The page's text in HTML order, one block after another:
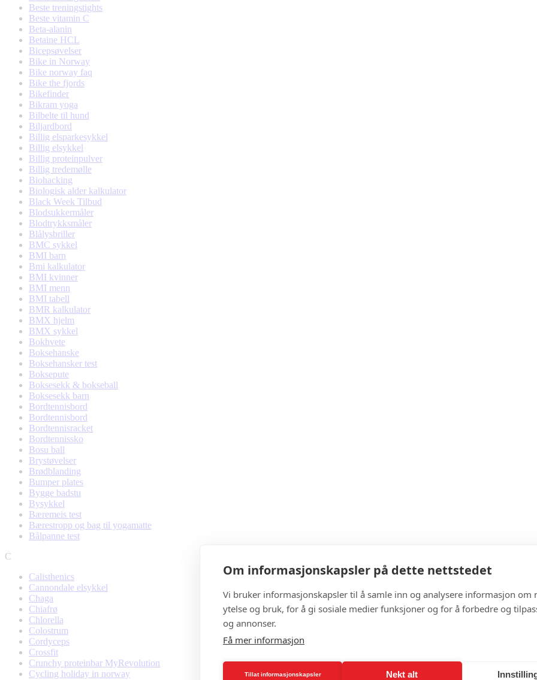
Beste treningstights
Beste vitamin C
Beta-alanin
Betaine HCL
Bicepsøvelser
Bike in Norway
Bike norway faq
Bike the fjords
Bikefinder
Bikram yoga
Bilbelte til hund
Biljardbord
Billig elsparkesykkel
Billig elsykkel
Billig proteinpulver
Billig tredemølle
Biohacking
Biologisk alder kalkulator
Black Week Tilbud
Blodsukkermåler
Blodtrykksmåler
Blålysbriller
BMC sykkel
BMI barn
Bmi kalkulator
BMI kvinner
BMI menn
BMI tabell
BMR kalkulator
BMX hjelm
BMX sykkel
Bokhvete
Boksehanske
Boksehansker test
Boksepute
Boksesekk & bokseball
Boksesekk barn
Bordtennisbord
Bordtennisbord
Bordtennisracket
Bordtennissko
Bosu ball
Brystøvelser
Brødblanding
Bumper plates
Bygge badstu
Bysykkel
Bæremeis test
Bærestropp og bag til yogamatte
Bålpanne test
C
Calisthenics
Cannondale elsykkel
Chaga
Chiafrø
Chlorella
Colostrum
Cordyceps
Crossfit
Crunchy proteinbar MyRevolution
Cycling holiday in norway
Om informasjonskapsler på dette nettstedet
Vi bruker informasjonskapsler til å samle inn og analysere informasjon om
ytelse og bruk, for å gi sosiale medier funksjoner og for å forbedre og
og annonser.
Få mer informasjon
Tillat informasjonskapsler Nekt alt